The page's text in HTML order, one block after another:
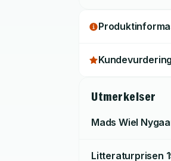
Utmerkelser
Mads Wiel
Litteraturprisen